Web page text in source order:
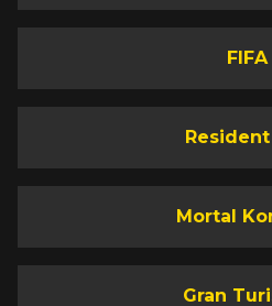
FIFA
Mortal
Gran